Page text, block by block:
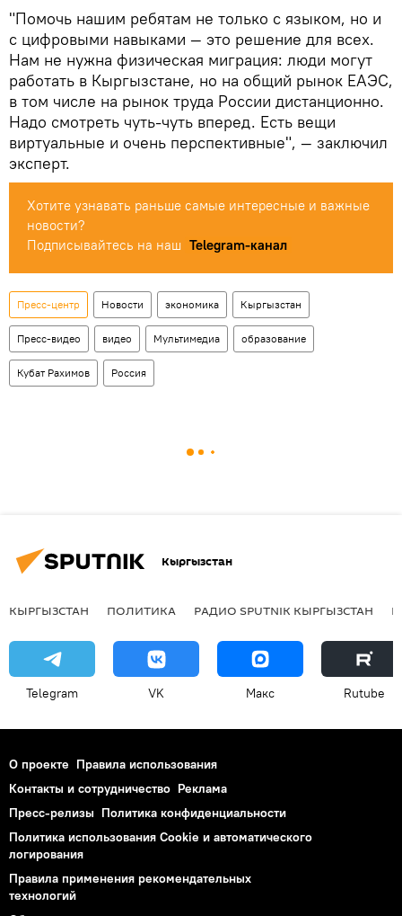
"Помочь нашим ребятам не только с языком, но и
с цифровыми навыками — это решение для всех.
Нам не нужна физическая миграция: люди могут
работать в Кыргызстане, но на общий рынок ЕАЭС,
в том числе на рынок труда России дистанционно.
Надо смотреть чуть-чуть вперед. Есть вещи
виртуальные и очень перспективные", — заключил
эксперт.
Хотите узнавать раньше самые интересные и важные
новости?
Подписывайтесь на наш Telegram-канал
Пресс-центр Новости экономика Кыргызстан
Пресс-видео видео Мультимедиа образование
Кубат Рахимов Россия
Кыргызстан
КЫРГЫЗСТАН ПОЛИТИКА РАДИО SPUTNIK КЫРГЫЗСТАН
Telegram VK Макс Rutube
О проекте Правила использования
Контакты и сотрудничество Реклама
Пресс-релизы Политика конфиденциальности
Политика использования Cookie и автоматического
логирования
Правила применения рекомендательных
технологий